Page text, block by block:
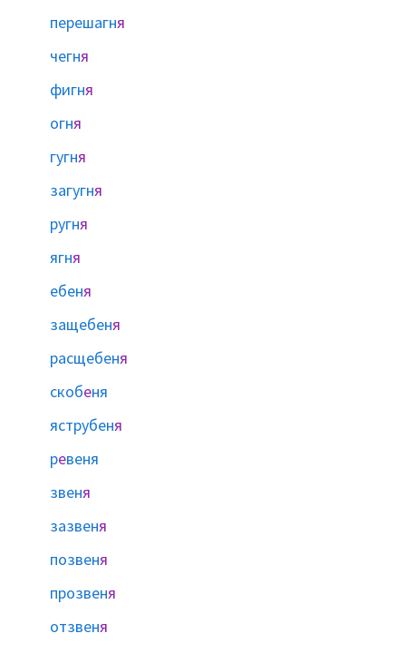
перешагня
чегня
фигня
огня
гугня
загугня
ругня
ягня
ебеня
защебеня
расщебеня
скобеня
яструбеня
ревеня
звеня
зазвеня
позвеня
прозвеня
отзвеня